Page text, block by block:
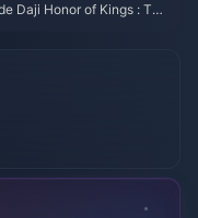
Daji Honor of Kings : Top